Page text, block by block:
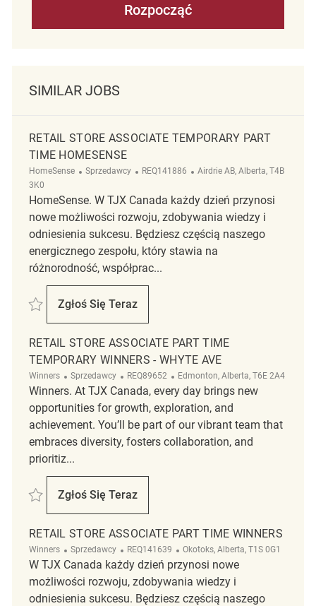
Rozpocząć
SIMILAR JOBS
RETAIL STORE ASSOCIATE TEMPORARY PART
TIME HOMESENSE
HomeSense Kategoria
Sprzedawcy ReqId
REQ141886 Lokalizacja
Airdrie AB, Alberta, T4B
3K0
HomeSense. W TJX Canada każdy dzień przynosi
nowe możliwości rozwoju, zdobywania wiedzy i
odniesienia sukcesu. Będziesz częścią naszego
energicznego zespołu, który stawia na
różnorodność, współprac...
Zapisać Retail Store Associate Temporary Part Time HomeSense
Zgłoś Się Teraz
Retail Store Associate Temporary Part
RETAIL STORE ASSOCIATE PART TIME
TEMPORARY WINNERS - WHYTE AVE
Winners Kategoria
Sprzedawcy ReqId
REQ89652 Lokalizacja
Edmonton, Alberta, T6E 2A4
Winners. At TJX Canada, every day brings new
opportunities for growth, exploration, and
achievement. You’ll be part of our vibrant team that
embraces diversity, fosters collaboration, and
prioritiz...
Zapisać Retail Store Associate Part time Temporary Winners - Whyte
Zgłoś Się Teraz
Retail Store Associate Part Time
RETAIL STORE ASSOCIATE PART TIME WINNERS
Winners Kategoria
Sprzedawcy ReqId
REQ141639 Lokalizacja
Okotoks, Alberta, T1S 0G1
W TJX Canada każdy dzień przynosi nowe
możliwości rozwoju, zdobywania wiedzy i
odniesienia sukcesu. Będziesz częścią naszego